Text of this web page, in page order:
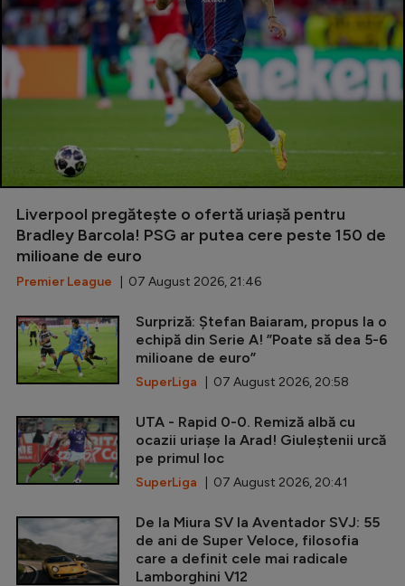
Liverpool pregătește o ofertă uriașă pentru
Bradley Barcola! PSG ar putea cere peste 150 de
milioane de euro
Premier League | 07 August 2026, 21:46
Surpriză: Ștefan Baiaram, propus la o
echipă din Serie A! ”Poate să dea 5-6
milioane de euro”
SuperLiga | 07 August 2026, 20:58
UTA - Rapid 0-0. Remiză albă cu
ocazii uriașe la Arad! Giuleștenii urcă
pe primul loc
SuperLiga | 07 August 2026, 20:41
De la Miura SV la Aventador SVJ: 55
de ani de Super Veloce, filosofia
care a definit cele mai radicale
Lamborghini V12